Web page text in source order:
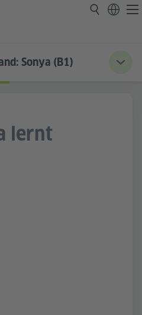
Sonya (B1)
lernt